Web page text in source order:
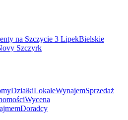
na Szczycie 3 LipekBielskie
Szczyrk
DziałkiLokaleWynajemSprzedaż
Wycena
Doradcy